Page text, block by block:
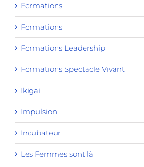
Formations
Formations
Formations Leadership
Formations Spectacle Vivant
Ikigai
Impulsion
Incubateur
Les Femmes sont là